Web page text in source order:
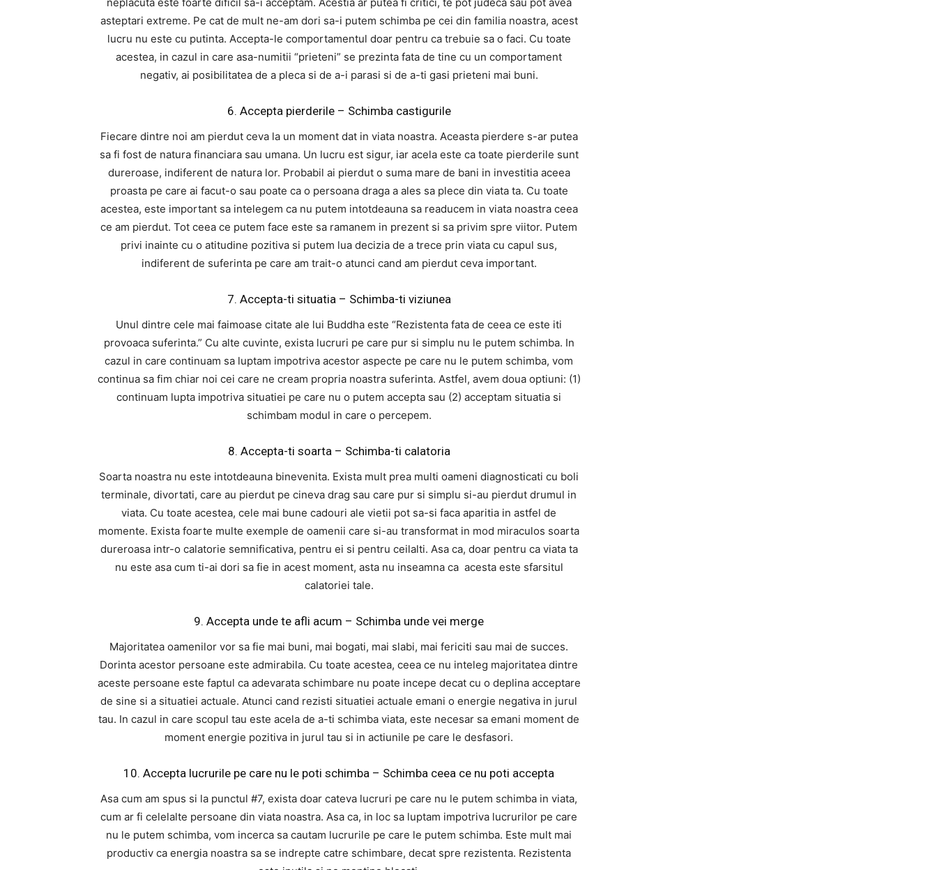
asteptari extreme. Pe cat de mult ne-am dori sa-i putem schimba pe cei din familia noastra, acest
lucru nu este cu putinta. Accepta-le comportamentul doar pentru ca trebuie sa o faci. Cu toate
acestea, in cazul in care asa-numitii “prieteni” se prezinta fata de tine cu un comportament
negativ, ai posibilitatea de a pleca si de a-i parasi si de a-ti gasi prieteni mai buni.
6. Accepta pierderile – Schimba castigurile
Fiecare dintre noi am pierdut ceva la un moment dat in viata noastra. Aceasta pierdere s-ar putea
sa fi fost de natura financiara sau umana. Un lucru est sigur, iar acela este ca toate pierderile sunt
dureroase, indiferent de natura lor. Probabil ai pierdut o suma mare de bani in investitia aceea
proasta pe care ai facut-o sau poate ca o persoana draga a ales sa plece din viata ta. Cu toate
acestea, este important sa intelegem ca nu putem intotdeauna sa readucem in viata noastra ceea
ce am pierdut. Tot ceea ce putem face este sa ramanem in prezent si sa privim spre viitor. Putem
privi inainte cu o atitudine pozitiva si putem lua decizia de a trece prin viata cu capul sus,
indiferent de suferinta pe care am trait-o atunci cand am pierdut ceva important.
7. Accepta-ti situatia – Schimba-ti viziunea
Unul dintre cele mai faimoase citate ale lui Buddha este “Rezistenta fata de ceea ce este iti
provoaca suferinta.” Cu alte cuvinte, exista lucruri pe care pur si simplu nu le putem schimba. In
cazul in care continuam sa luptam impotriva acestor aspecte pe care nu le putem schimba, vom
continua sa fim chiar noi cei care ne cream propria noastra suferinta. Astfel, avem doua optiuni: (1)
continuam lupta impotriva situatiei pe care nu o putem accepta sau (2) acceptam situatia si
schimbam modul in care o percepem.
8. Accepta-ti soarta – Schimba-ti calatoria
Soarta noastra nu este intotdeauna binevenita. Exista mult prea multi oameni diagnosticati cu boli
terminale, divortati, care au pierdut pe cineva drag sau care pur si simplu si-au pierdut drumul in
viata. Cu toate acestea, cele mai bune cadouri ale vietii pot sa-si faca aparitia in astfel de
momente. Exista foarte multe exemple de oamenii care si-au transformat in mod miraculos soarta
dureroasa intr-o calatorie semnificativa, pentru ei si pentru ceilalti. Asa ca, doar pentru ca viata ta
nu este asa cum ti-ai dori sa fie in acest moment, asta nu inseamna ca acesta este sfarsitul
calatoriei tale.
9. Accepta unde te afli acum – Schimba unde vei merge
Majoritatea oamenilor vor sa fie mai buni, mai bogati, mai slabi, mai fericiti sau mai de succes.
Dorinta acestor persoane este admirabila. Cu toate acestea, ceea ce nu inteleg majoritatea dintre
aceste persoane este faptul ca adevarata schimbare nu poate incepe decat cu o deplina acceptare
de sine si a situatiei actuale. Atunci cand rezisti situatiei actuale emani o energie negativa in jurul
tau. In cazul in care scopul tau este acela de a-ti schimba viata, este necesar sa emani moment de
moment energie pozitiva in jurul tau si in actiunile pe care le desfasori.
10. Accepta lucrurile pe care nu le poti schimba – Schimba ceea ce nu poti accepta
Asa cum am spus si la punctul #7, exista doar cateva lucruri pe care nu le putem schimba in viata,
cum ar fi celelalte persoane din viata noastra. Asa ca, in loc sa luptam impotriva lucrurilor pe care
nu le putem schimba, vom incerca sa cautam lucrurile pe care le putem schimba. Este mult mai
productiv ca energia noastra sa se indrepte catre schimbare, decat spre rezistenta. Rezistenta